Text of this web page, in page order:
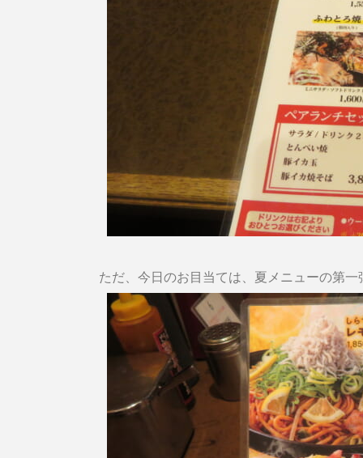
ただ、今日のお目当ては、夏メニューの第一